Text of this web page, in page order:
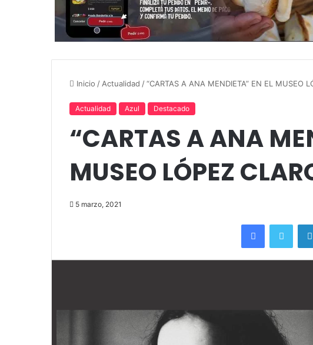
Inicio / Actualidad / “CARTAS A ANA MENDIETA” EN EL MUSEO
Actualidad Azul Destacado
“CARTAS A ANA
MUSEO LÓPEZ
5 marzo, 2021
8 agosto, 2026
Julián Bellese llega a Tandil
5 octubre, 2026
Die Toten Hosen llega
en su gira de
Amigos»